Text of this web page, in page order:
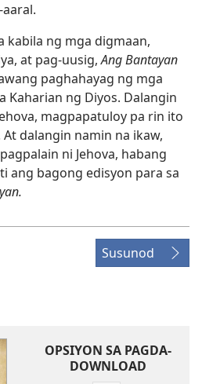
kabila ng mga digmaan,
at pag-uusig,Ang Bantayan
paghahayag ng mga
Kaharian ng Diyos. Dalangin
magpapatuloy pa rin ito
dalangin namin na ikaw,
ni Jehova, habang
ang bagong edisyon para sa
Susunod
OPSIYON SA PAGDA-
DOWNLOAD